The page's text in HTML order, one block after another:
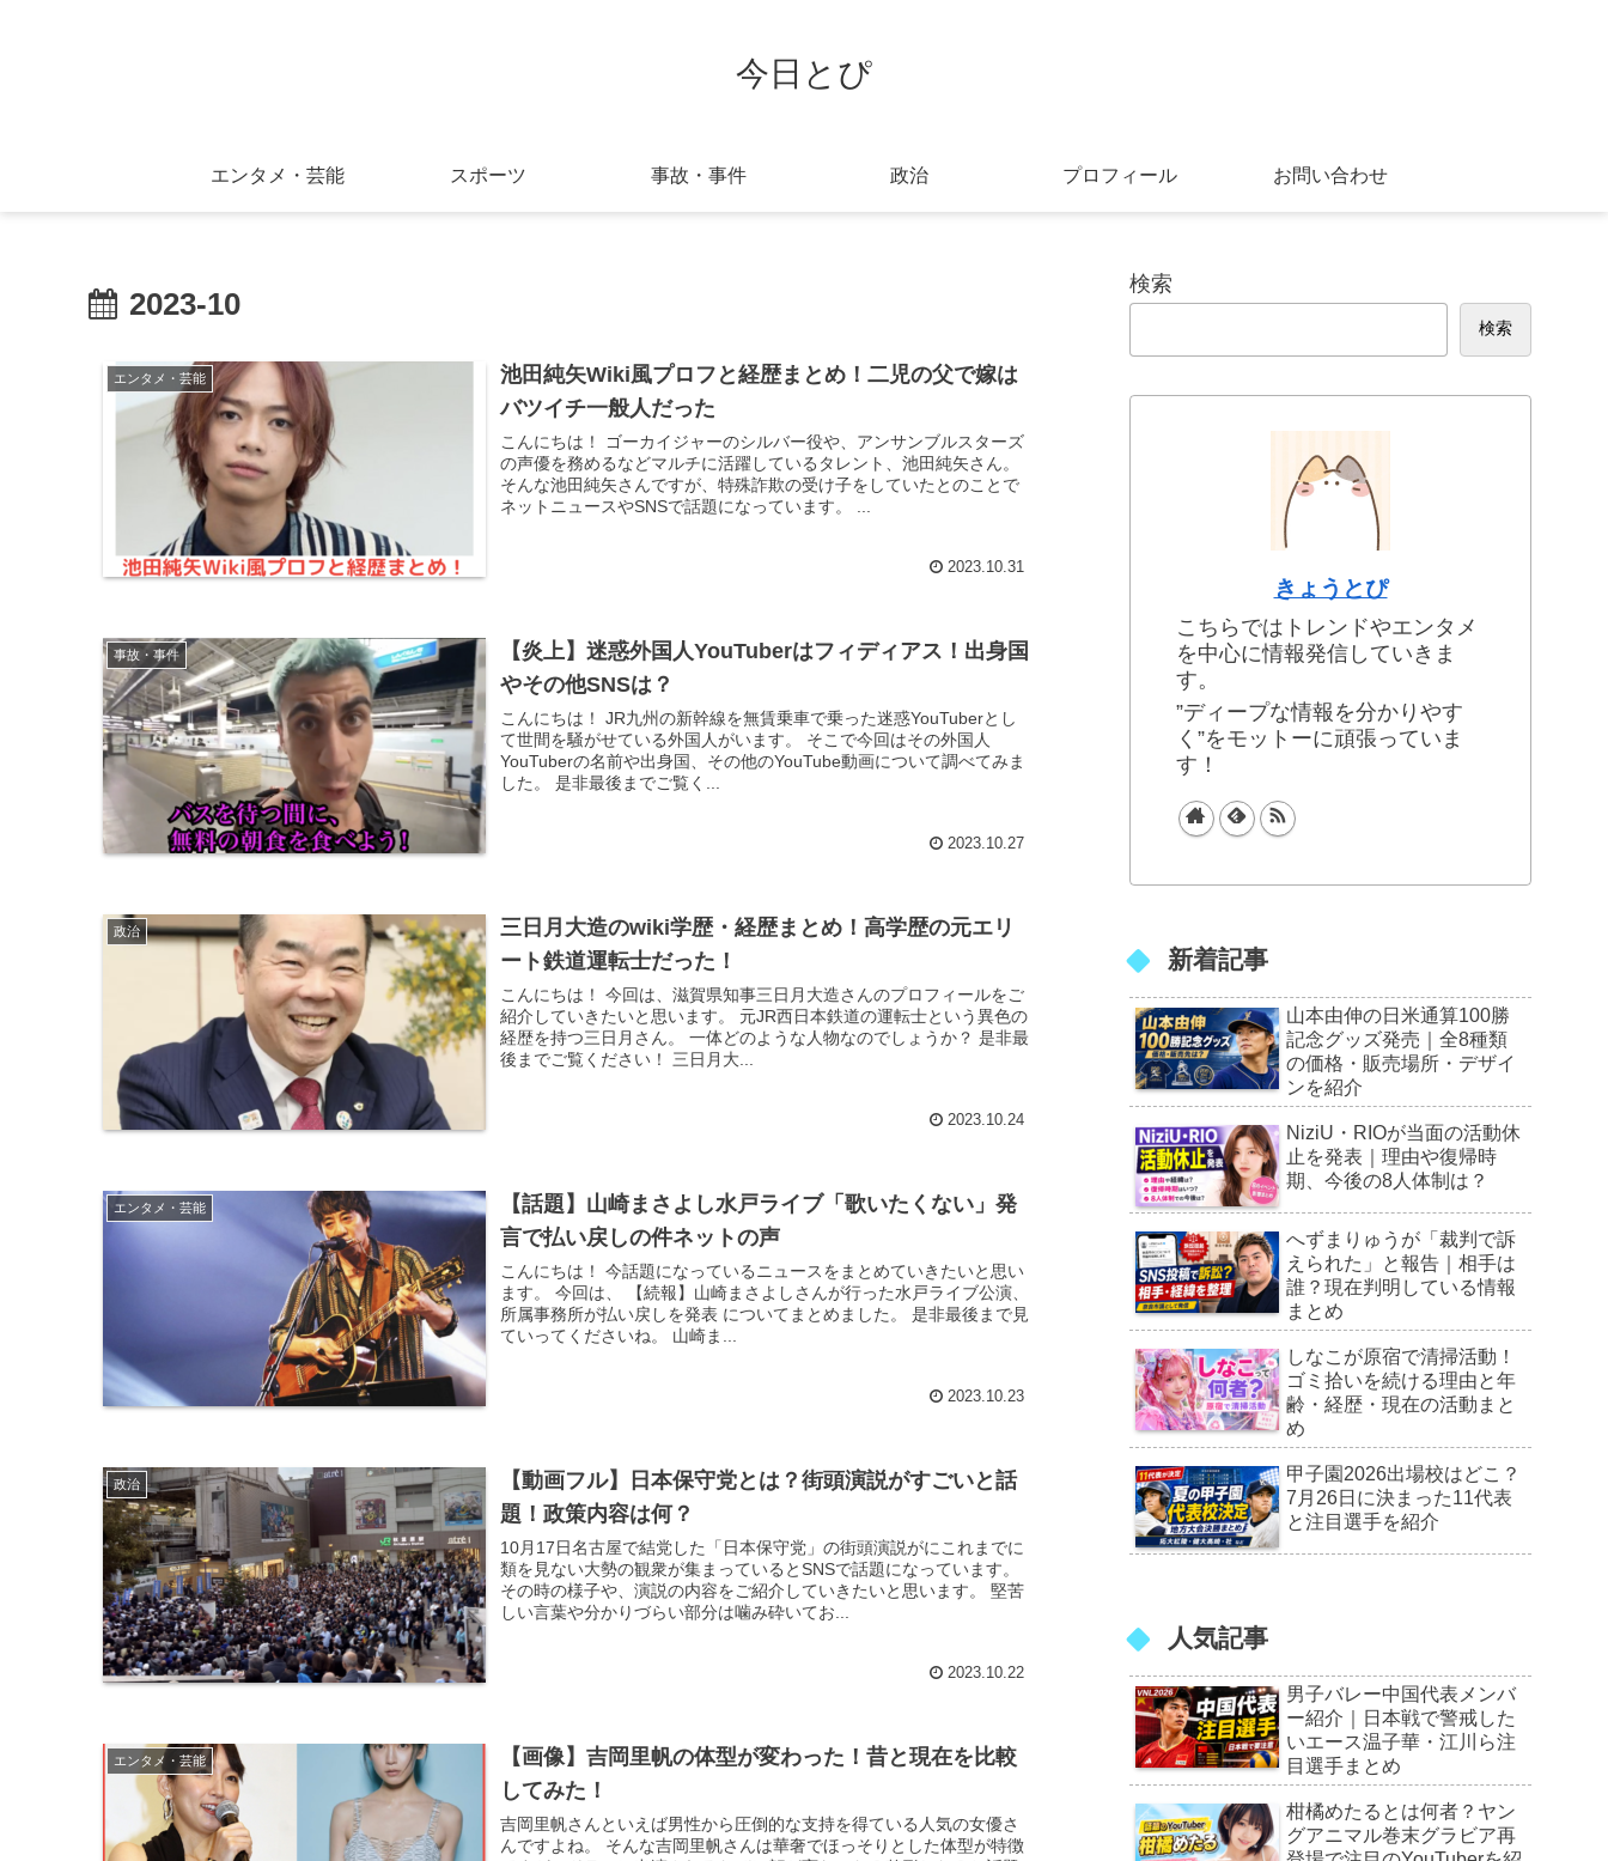
今日とぴ
エンタメ・芸能 スポーツ 事故・事件 政治 プロフィール お問い合わせ
2023-10
エンタメ・芸能
池田純矢Wiki風プロフと経歴まとめ！二児の父で嫁は
バツイチ一般人だった
こんにちは！ ゴーカイジャーのシルバー役や、アンサンブルスターズ
の声優を務めるなどマルチに活躍しているタレント、池田純矢さん。
そんな池田純矢さんですが、特殊詐欺の受け子をしていたとのことで
ネットニュースやSNSで話題になっています。 ...
2023.10.31
事故・事件
【炎上】迷惑外国人YouTuberはフィディアス！出身国
やその他SNSは？
こんにちは！ JR九州の新幹線を無賃乗車で乗った迷惑YouTuberとし
て世間を騒がせている外国人がいます。 そこで今回はその外国人
YouTuberの名前や出身国、その他のYouTube動画について調べてみま
した。 是非最後までご覧く...
2023.10.27
政治
三日月大造のwiki学歴・経歴まとめ！高学歴の元エリ
ート鉄道運転士だった！
こんにちは！ 今回は、滋賀県知事三日月大造さんのプロフィールをご
紹介していきたいと思います。 元JR西日本鉄道の運転士という異色の
経歴を持つ三日月さん。 一体どのような人物なのでしょうか？ 是非最
後までご覧ください！ 三日月大...
2023.10.24
エンタメ・芸能
【話題】山崎まさよし水戸ライブ「歌いたくない」発
言で払い戻しの件ネットの声
こんにちは！ 今話題になっているニュースをまとめていきたいと思い
ます。 今回は、 【続報】山崎まさよしさんが行った水戸ライブ公演、
所属事務所が払い戻しを発表 についてまとめました。 是非最後まで見
ていってくださいね。 山崎ま...
2023.10.23
政治
【動画フル】日本保守党とは？街頭演説がすごいと話
題！政策内容は何？
10月17日名古屋で結党した「日本保守党」の街頭演説がにこれまでに
類を見ない大勢の観衆が集まっているとSNSで話題になっています。
その時の様子や、演説の内容をご紹介していきたいと思います。 堅苦
しい言葉や分かりづらい部分は噛み砕いてお...
2023.10.22
エンタメ・芸能
【画像】吉岡里帆の体型が変わった！昔と現在を比較
してみた！
吉岡里帆さんといえば男性から圧倒的な支持を得ている人気の女優さ
んですよね。 そんな吉岡里帆さんは華奢でほっそりとした体型が特徴
検索
検索
きょうとぴ
こちらではトレンドやエンタメ
を中心に情報発信していきま
す。
”ディープな情報を分かりやす
く”をモットーに頑張っていま
す！
新着記事
山本由伸の日米通算100勝
記念グッズ発売｜全8種類
の価格・販売場所・デザイ
ンを紹介
NiziU・RIOが当面の活動休
止を発表｜理由や復帰時
期、今後の8人体制は？
へずまりゅうが「裁判で訴
えられた」と報告｜相手は
誰？現在判明している情報
まとめ
しなこが原宿で清掃活動！
ゴミ拾いを続ける理由と年
齢・経歴・現在の活動まと
め
甲子園2026出場校はどこ？
7月26日に決まった11代表
と注目選手を紹介
人気記事
男子バレー中国代表メンバ
ー紹介｜日本戦で警戒した
いエース温子華・江川ら注
目選手まとめ
柑橘めたるとは何者？ヤン
グアニマル巻末グラビア再